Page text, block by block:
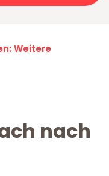
Weitere
nach